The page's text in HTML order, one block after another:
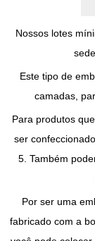
Nossos lotes
Este tipo de
camadas,
Para produtos
ser
5. Também
Por ser uma
fabricado com a